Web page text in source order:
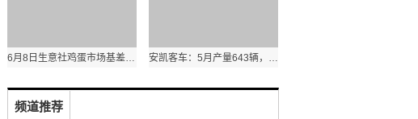
6月8日生意社鸡蛋市场基差为590元/500千克-每日简讯 安凯客车：5月产量643辆，销量865辆 要闻速递
频道推荐